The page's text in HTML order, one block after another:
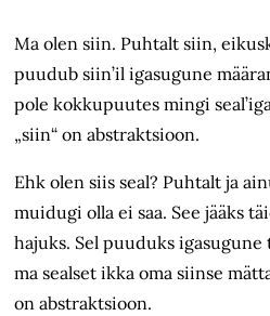
Ma olen siin. Puhtalt siin,
puudub siin’il igasugune
pole kokkupuutes mingi
„siin“ on abstraktsioon.
Ehk olen siis seal? Puhtalt ja
muidugi olla ei saa. See jääks
hajuks. Sel puuduks
ma sealset ikka oma siinse
on abstraktsioon.